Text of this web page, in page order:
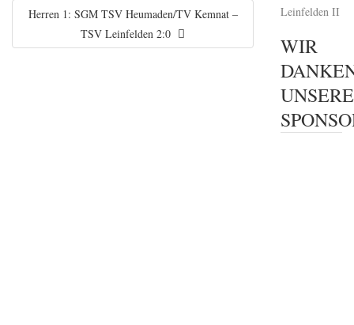
Herren 1: SGM TSV Heumaden/TV Kemnat –
TSV Leinfelden 2:0
Leinfelden II
WIR